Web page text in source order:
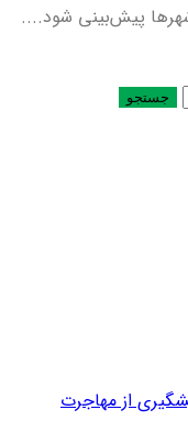
پیش‌بینی شود....
از مهاجرت